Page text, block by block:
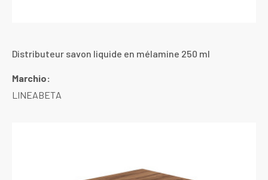
Distributeur savon liquide en mélamine 250 ml
Marchio:
LINEABETA